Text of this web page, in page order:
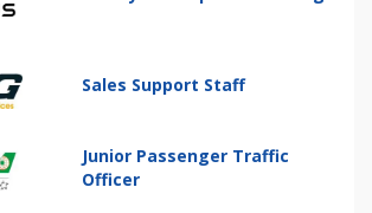
Sales Support Staff
Junior Passenger Traffic
Officer